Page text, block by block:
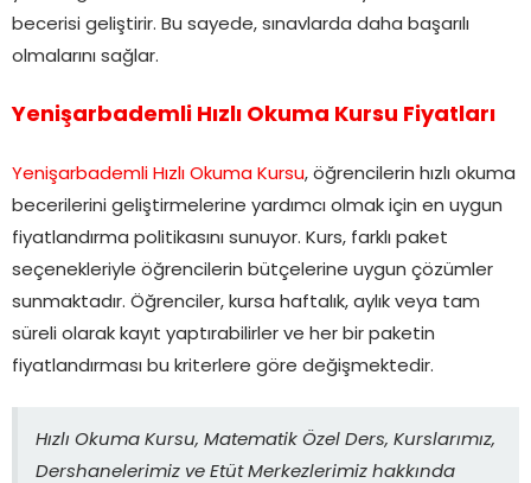
becerisi geliştirir. Bu sayede, sınavlarda daha başarılı
olmalarını sağlar.
Yenişarbademli Hızlı Okuma Kursu Fiyatları
Yenişarbademli Hızlı Okuma Kursu, öğrencilerin hızlı okuma
becerilerini geliştirmelerine yardımcı olmak için en uygun
fiyatlandırma politikasını sunuyor. Kurs, farklı paket
seçenekleriyle öğrencilerin bütçelerine uygun çözümler
sunmaktadır. Öğrenciler, kursa haftalık, aylık veya tam
süreli olarak kayıt yaptırabilirler ve her bir paketin
fiyatlandırması bu kriterlere göre değişmektedir.
Hızlı Okuma Kursu, Matematik Özel Ders, Kurslarımız,
Dershanelerimiz ve Etüt Merkezlerimiz hakkında